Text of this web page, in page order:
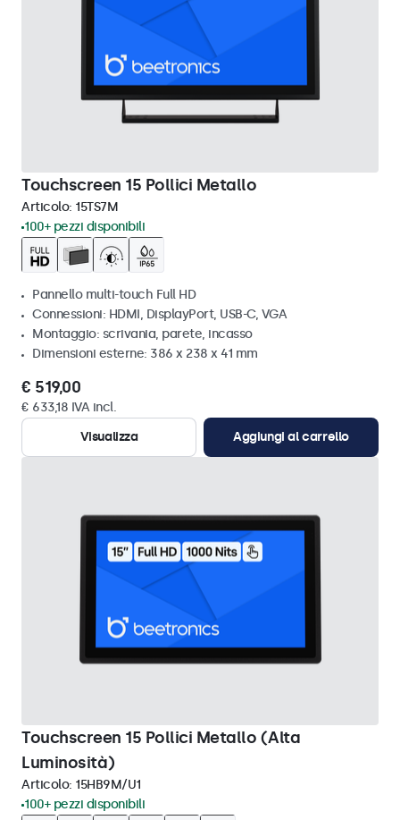
Touchscreen 15 Pollici Metallo
Articolo: 15TS7M
100+ pezzi disponibili
Pannello multi-touch Full HD
Connessioni: HDMI, DisplayPort, USB-C, VGA
Montaggio: scrivania, parete, incasso
Dimensioni esterne: 386 x 238 x 41 mm
€ 519,00
€ 633,18 IVA incl.
Visualizza
Aggiungi al carrello
Touchscreen 15 Pollici Metallo (Alta
Luminosità)
Articolo: 15HB9M/U1
100+ pezzi disponibili